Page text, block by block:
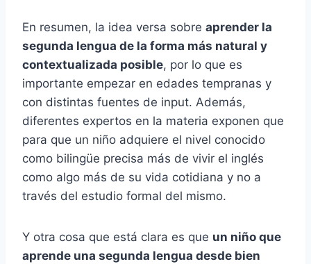
En resumen, la idea versa sobre aprender la
segunda lengua de la forma más natural y
contextualizada posible, por lo que es
importante empezar en edades tempranas y
con distintas fuentes de input. Además,
diferentes expertos en la materia exponen que
para que un niño adquiere el nivel conocido
como bilingüe precisa más de vivir el inglés
como algo más de su vida cotidiana y no a
través del estudio formal del mismo.
Y otra cosa que está clara es que un niño que
aprende una segunda lengua desde bien